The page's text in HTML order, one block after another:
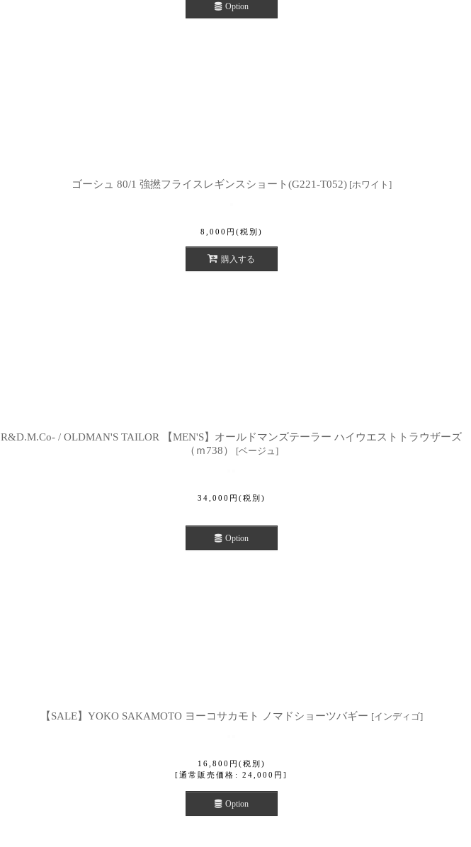
Option
ゴーシュ 80/1 強撚フライスレギンスショート(G221-T052) [ホワイト ]
8,000 円 (税別)
購入する
R&D.M.Co- / OLDMAN'S TAILOR 【MEN'S】オールドマンズテーラー ハイウエストトラウザーズ
（ｍ738）
[ベージュ]
34,000 円 (税別)
Option
【SALE】YOKO SAKAMOTO ヨーコサカモト ノマドショーツバギー [インディゴ]
16,800 円 (税別)
[通常販売価格 : 24,000 円 ]
Option